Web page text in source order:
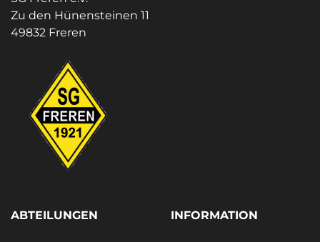
Zu den Hünensteinen 11
49832 Freren
ABTEILUNGEN INFORMATION